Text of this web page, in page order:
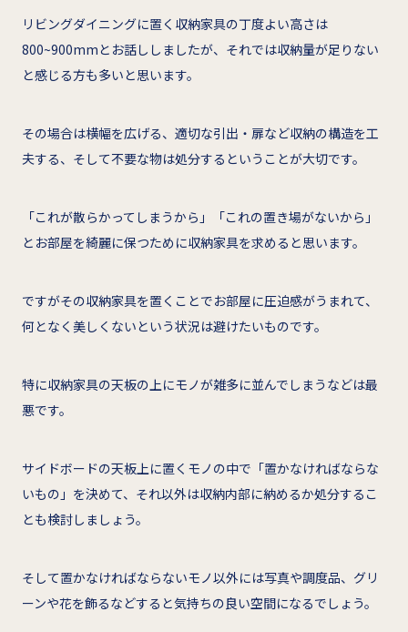
リビングダイニングに置く収納家具の丁度よい高さは
800~900mmとお話ししましたが、それでは収納量が足りない
と感じる方も多いと思います。
その場合は横幅を広げる、適切な引出・扉など収納の構造を工
夫する、そして不要な物は処分するということが大切です。
「これが散らかってしまうから」「これの置き場がないから」
とお部屋を綺麗に保つために収納家具を求めると思います。
ですがその収納家具を置くことでお部屋に圧迫感がうまれて、
何となく美しくないという状況は避けたいものです。
特に収納家具の天板の上にモノが雑多に並んでしまうなどは最
悪です。
サイドボードの天板上に置くモノの中で「置かなければならな
いもの」を決めて、それ以外は収納内部に納めるか処分するこ
とも検討しましょう。
そして置かなければならないモノ以外には写真や調度品、グリ
ーンや花を飾るなどすると気持ちの良い空間になるでしょう。